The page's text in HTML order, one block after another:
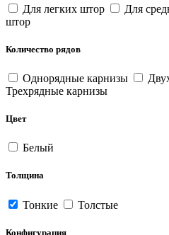
Для легких штор Для
штор
Количество рядов
Однорядные карнизы
Трехрядные карнизы
Цвет
Белый
Толщина
Тонкие Толстые
Конфигурация